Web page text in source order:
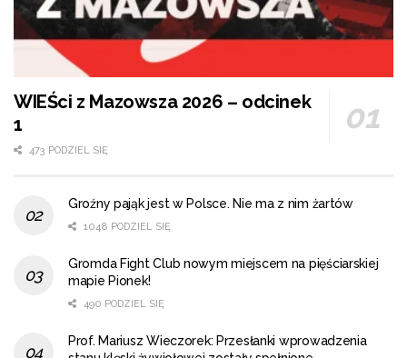
WIEŚci z Mazowsza 2026 – odcinek
1
473 PODZIEL SIĘ
Groźny pająk jest w Polsce. Nie ma z nim żartów
1048 PODZIEL SIĘ
Gromda Fight Club nowym miejscem na pięściarskiej
mapie Pionek!
490 PODZIEL SIĘ
Prof. Mariusz Wieczorek: Przesłanki wprowadzenia